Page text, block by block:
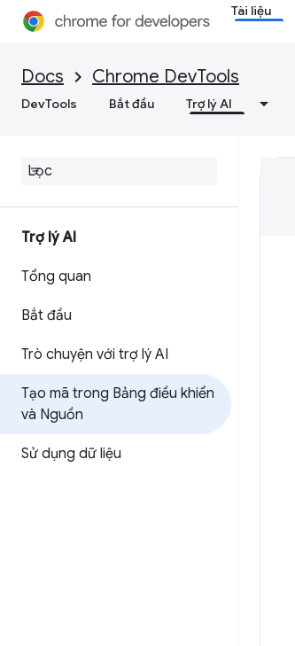
Tài liệu
Docs Chrome DevTools
DevTools Bắt đầu Trợ lý AI
Trợ lý AI
Tổng quan
Bắt đầu
Trò chuyện với trợ lý AI
Tạo mã trong Bảng điều khiển
và Nguồn
Sử dụng dữ liệu